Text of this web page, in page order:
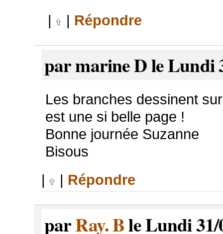
| | Répondre
par marine D le Lundi
Les branches dessinent
est une si belle page !
Bonne journée Suzanne
Bisous
|
| Répondre
parRay. Ble Lundi 31/